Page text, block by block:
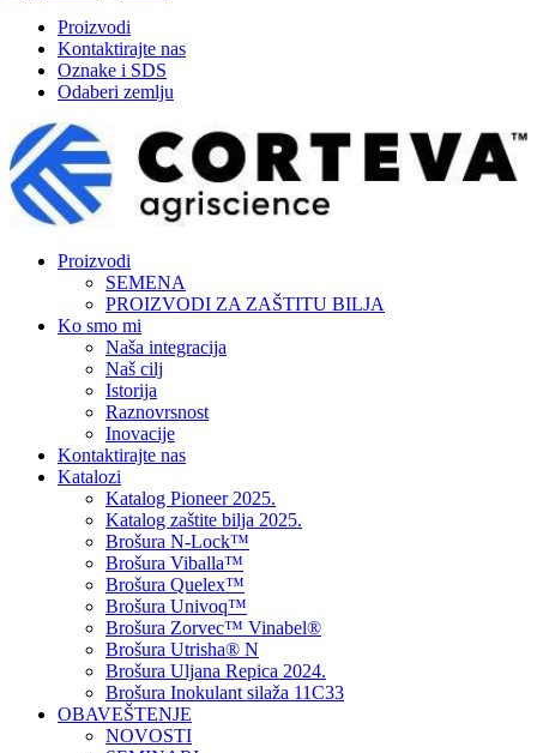
Proizvodi
Kontaktirajte nas
Oznake i SDS
Odaberi zemlju
Proizvodi
SEMENA
PROIZVODI ZA ZAŠTITU BILJA
Ko smo mi
Naša integracija
Naš cilj
Istorija
Raznovrsnost
Inovacije
Kontaktirajte nas
Katalozi
Katalog Pioneer 2025.
Katalog zaštite bilja 2025.
Brošura N-Lock™
Brošura Viballa™
Brošura Quelex™
Brošura Univoq™
Brošura Zorvec™ Vinabel®
Brošura Utrisha® N
Brošura Uljana Repica 2024.
Brošura Inokulant silaža 11C33
OBAVEŠTENJE
NOVOSTI